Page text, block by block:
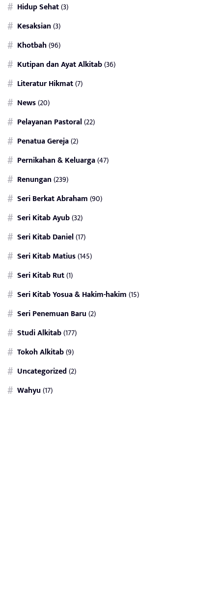
Hidup Sehat(3)
Kesaksian(3)
Khotbah(96)
Kutipan dan Ayat Alkitab(36)
Literatur Hikmat(7)
News(20)
Pelayanan Pastoral(22)
Penatua Gereja(2)
Pernikahan & Keluarga(47)
Renungan(239)
Seri Berkat Abraham(90)
Seri Kitab Ayub(32)
Seri Kitab Daniel(17)
Seri Kitab Matius(145)
Seri Kitab Rut(1)
Seri Kitab Yosua & Hakim-hakim(15)
Seri Penemuan Baru(2)
Studi Alkitab(177)
Tokoh Alkitab(9)
Uncategorized(2)
Wahyu(17)